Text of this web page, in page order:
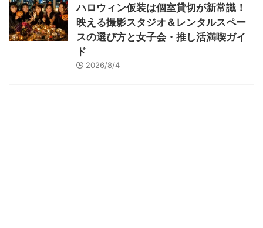
ハロウィン仮装は個室貸切が新常識！
映える撮影スタジオ＆レンタルスペー
スの選び方と女子会・推し活満喫ガイ
ド
2026/8/4